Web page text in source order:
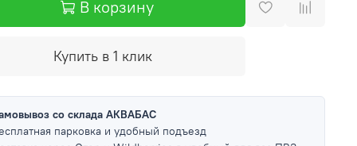
В корзину
Купить в 1 клик
со склада АКВАБАС
парковка и удобный подъезд